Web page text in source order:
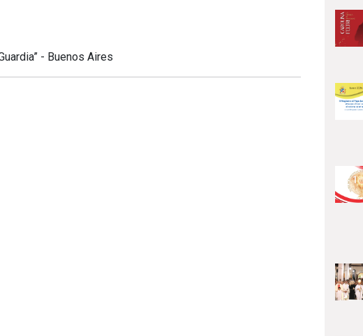
- Buenos Aires